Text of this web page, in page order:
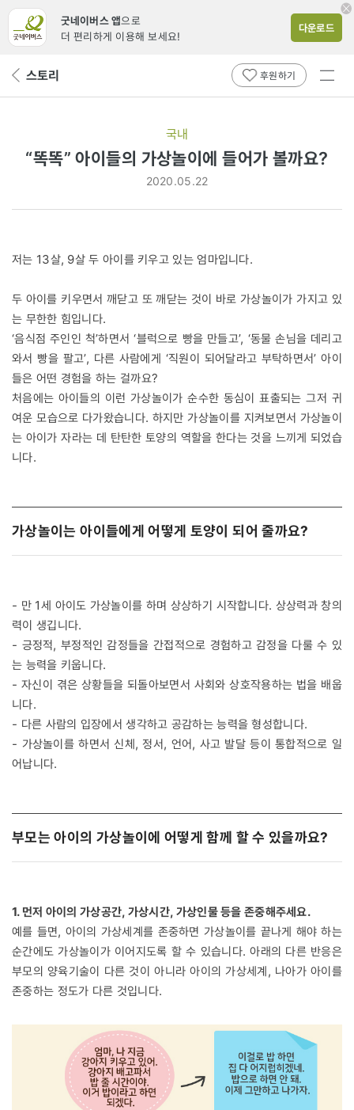
굿네이버스 앱으로
더 편리하게 이용해 보세요!
다운로드
뒤 스토리 후원하기
전체
국내
“똑똑” 아이들의 가상놀이에 들어가 볼까요?
2020.05.22
저는 13살, 9살 두 아이를 키우고 있는 엄마입니다.
두 아이를 키우면서 깨닫고 또 깨닫는 것이 바로 가상놀이가 가지고 있
는 무한한 힘입니다.
‘음식점 주인인 척’하면서 ‘블럭으로 빵을 만들고’, ‘동물 손님을 데리고
와서 빵을 팔고’, 다른 사람에게 ‘직원이 되어달라고 부탁하면서’ 아이
들은 어떤 경험을 하는 걸까요?
처음에는 아이들의 이런 가상놀이가 순수한 동심이 표출되는 그저 귀
여운 모습으로 다가왔습니다. 하지만 가상놀이를 지켜보면서 가상놀이
는 아이가 자라는 데 탄탄한 토양의 역할을 한다는 것을 느끼게 되었습
니다.
가상놀이는 아이들에게 어떻게 토양이 되어 줄까요?
- 만 1세 아이도 가상놀이를 하며 상상하기 시작합니다. 상상력과 창의
력이 생깁니다.
- 긍정적, 부정적인 감정들을 간접적으로 경험하고 감정을 다룰 수 있
는 능력을 키웁니다.
- 자신이 겪은 상황들을 되돌아보면서 사회와 상호작용하는 법을 배웁
니다.
- 다른 사람의 입장에서 생각하고 공감하는 능력을 형성합니다.
- 가상놀이를 하면서 신체, 정서, 언어, 사고 발달 등이 통합적으로 일
어납니다.
부모는 아이의 가상놀이에 어떻게 함께 할 수 있을까요?
1. 먼저 아이의 가상공간, 가상시간, 가상인물 등을 존중해주세요.
예를 들면, 아이의 가상세계를 존중하면 가상놀이를 끝나게 해야 하는
순간에도 가상놀이가 이어지도록 할 수 있습니다. 아래의 다른 반응은
부모의 양육기술이 다른 것이 아니라 아이의 가상세계, 나아가 아이를
존중하는 정도가 다른 것입니다.